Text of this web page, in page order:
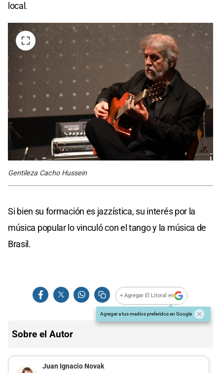
local.
Gentileza Cacho Hussein
Si bien su formación es jazzística, su interés por la
música popular lo vinculó con el tango y la música de
Brasil.
+ Agregar El Litoral en
Agregar a tus medios preferidos en Google
Sobre el Autor
Juan Ignacio Novak